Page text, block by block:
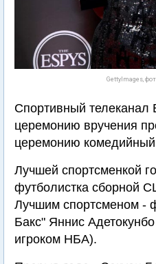
GettyImages,
Спортивный телеканал
церемонию вручения
церемонию
Лучшей спортсменкой
футболистка сборной
Лучшим спортсменом -
Бакс" Яннис
игроком НБА).